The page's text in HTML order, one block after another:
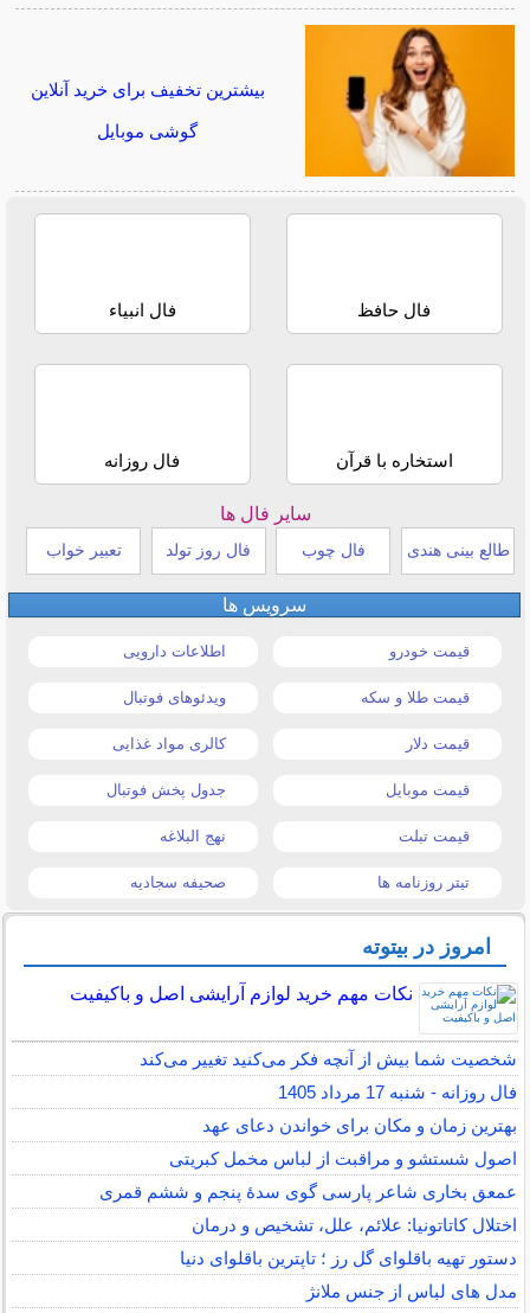
بیشترین تخفیف برای خرید آنلاین
گوشی موبایل
فال حافظ فال انبیاء
استخاره با قرآن فال روزانه
سایر فال ها
طالع بینی هندی فال چوب فال روز تولد تعبیر خواب
سرویس ها
قیمت خودرو اطلاعات دارویی
قیمت طلا و سکه ویدئوهای فوتبال
قیمت دلار کالری مواد غذایی
قیمت موبایل جدول پخش فوتبال
قیمت تبلت نهج البلاغه
تیتر روزنامه ها صحیفه سجادیه
امروز در بیتوته
نکات مهم خرید لوازم آرایشی اصل و باکیفیت
شخصیت شما بیش از آنچه فکر می‌کنید تغییر می‌کند
فال روزانه - شنبه 17 مرداد 1405
بهترین زمان و مکان برای خواندن دعای عهد
اصول شستشو و مراقبت از لباس مخمل کبریتی
عمعق بخاری شاعر پارسی گوی سدهٔ پنجم و ششم قمری
اختلال کاتاتونیا: علائم، علل، تشخیص و درمان
دستور تهیه باقلوای گل رز ؛ تاپترین باقلوای دنیا
مدل های لباس از جنس ملانژ